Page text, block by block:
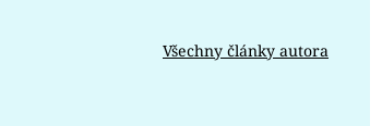
Všechny články autora